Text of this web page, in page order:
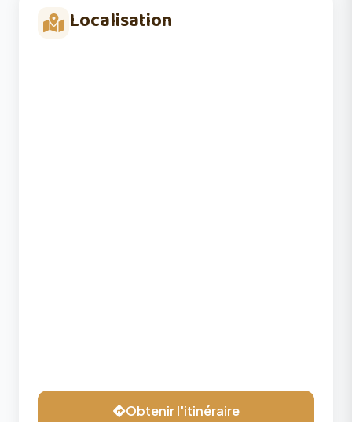
Localisation
Obtenir l'itinéraire